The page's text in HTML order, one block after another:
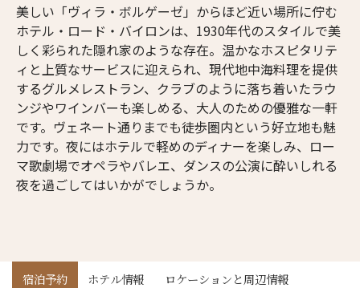
美しい「ヴィラ・ボルゲーゼ」からほど近い場所に佇む
ホテル・ロード・バイロンは、1930年代のスタイルで美
しく彩られた隠れ家のような存在。温かなホスピタリテ
ィと上質なサービスに迎えられ、現代地中海料理を提供
するグルメレストラン、クラブのように落ち着いたラウ
ンジやワインバーも楽しめる、大人のための優雅な一軒
です。ヴェネート通りまでも徒歩圏内という好立地も魅
力です。夜にはホテルで軽めのディナーを楽しみ、ロー
マ歌劇場でオペラやバレエ、ダンスの公演に酔いしれる
夜を過ごしてはいかがでしょうか。
宿泊予約 ホテル情報 ロケーションと周辺情報